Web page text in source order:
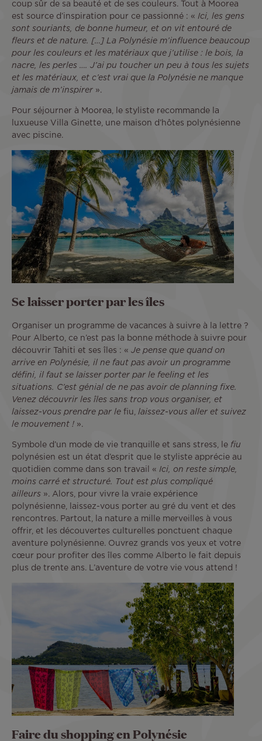
coup sûr de sa beauté et de ses couleurs. Tout à Moorea
est source d’inspiration pour ce passionné : « Ici, les gens
sont souriants, de bonne humeur, et on vit entouré de
fleurs et de nature. […] La Polynésie m’influence beaucoup
pour les couleurs et les matériaux que j’utilise : le bois, la
nacre, les perles …. J’ai pu toucher un peu à tous les sujets
et les matériaux, et c’est vrai que la Polynésie ne manque
jamais de m’inspirer ».
Pour séjourner à Moorea, le styliste recommande la
luxueuse Villa Ginette, une maison d’hôtes polynésienne
avec piscine.
Se laisser porter par les îles
Organiser un programme de vacances à suivre à la lettre ?
Pour Alberto, ce n’est pas la bonne méthode à suivre pour
découvrir Tahiti et ses îles : « Je pense que quand on
arrive en Polynésie, il ne faut pas avoir un programme
défini, il faut se laisser porter par le feeling et les
situations. C’est génial de ne pas avoir de planning fixe.
Venez découvrir les îles sans trop vous organiser, et
laissez-vous prendre par le fiu, laissez-vous aller et suivez
le mouvement ! ».
Symbole d’un mode de vie tranquille et sans stress, le fiu
polynésien est un état d’esprit que le styliste apprécie au
quotidien comme dans son travail « Ici, on reste simple,
moins carré et structuré. Tout est plus compliqué
ailleurs ». Alors, pour vivre la vraie expérience
polynésienne, laissez-vous porter au gré du vent et des
rencontres. Partout, la nature a mille merveilles à vous
offrir, et les découvertes culturelles ponctuent chaque
aventure polynésienne. Ouvrez grands vos yeux et votre
cœur pour profiter des îles comme Alberto le fait depuis
plus de trente ans. L’aventure de votre vie vous attend !
Faire du shopping en Polynésie